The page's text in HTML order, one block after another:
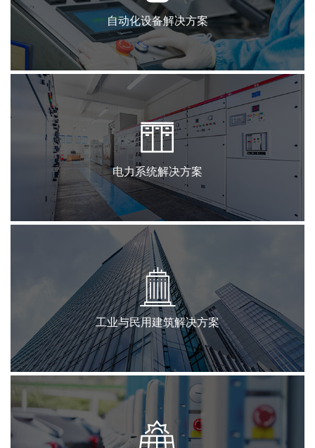
自动化设备解决方案
电力系统解决方案
工业与民用建筑解决方案